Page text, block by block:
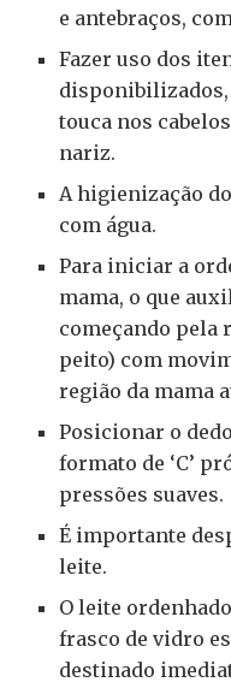
e antebraços,
Fazer uso dos
disponibilizados,
touca nos
nariz.
A higienização
com água.
Para iniciar a
mama, o que
começando pela
peito) com
região da mama
Posicionar o
formato de ‘C’
pressões suaves.
É importante
leite.
O leite
frasco de vidro
destinado